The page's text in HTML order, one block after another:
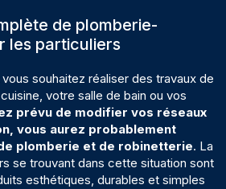
de plomberie-
les particuliers
souhaitez réaliser des travaux de
votre salle de bain ou vos
prévu de modifier vos réseaux
vous aurez probablement
plomberie et de robinetterie. La
se trouvant dans cette situation sont
esthétiques, durables et simples